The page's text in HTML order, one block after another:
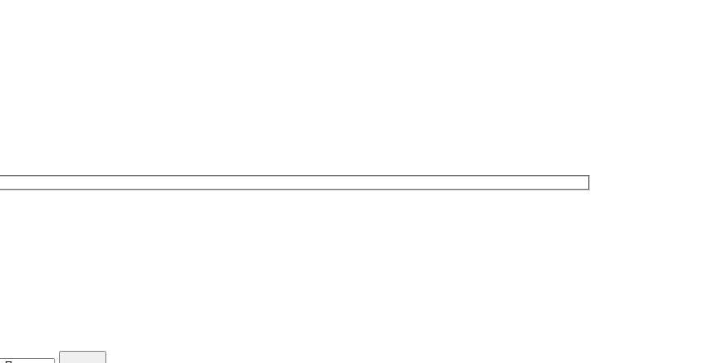
материалы.
уровень сервиса.
в любом пространстве.
Посаде?